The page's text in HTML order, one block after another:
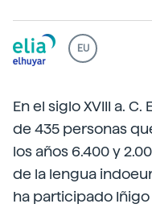
EU
En el siglo XVIII a.
de 435 personas
los años 6.400 y
de la lengua
ha participado